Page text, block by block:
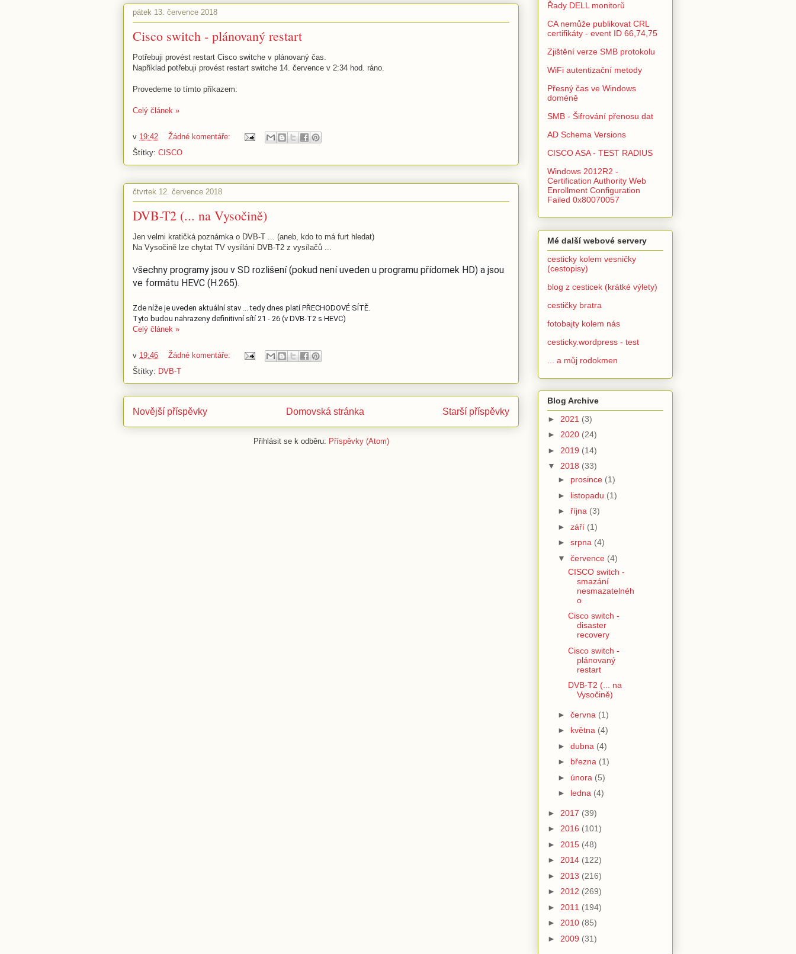
pátek 13. července 2018
Cisco switch - plánovaný restart
Potřebuji provést restart Cisco switche v plánovaný čas.
Například potřebuji provést restart switche 14. července v 2:34 hod. ráno.
Provedeme to tímto příkazem:
Celý článek »
v 19:42
Žádné komentáře:
Štítky: CISCO
čtvrtek 12. července 2018
DVB-T2 (... na Vysočině)
Jen velmi kratičká poznámka o DVB-T ... (aneb, kdo to má furt hledat)
Na Vysočině lze chytat TV vysílání DVB-T2 z vysílačů ...
Všechny programy jsou v SD rozlišení (pokud není uveden u programu přídomek HD) a jsou
ve formátu HEVC (H.265).
Zde níže je uveden aktuální stav ... tedy dnes platí PŘECHODOVÉ SÍTĚ.
Tyto budou nahrazeny definitivní sítí 21 - 26 (v DVB-T2 s HEVC)
Celý článek »
v 19:46
Žádné komentáře:
Štítky: DVB-T
Novější příspěvky Starší příspěvky
Domovská stránka
Přihlásit se k odběru: Příspěvky (Atom)
Řady DELL monitorů
CA nemůže publikovat CRL
certifikáty - event ID 66,74,75
Zjištění verze SMB protokolu
WiFi autentizační metody
Přesný čas ve Windows
doméně
SMB - Šifrování přenosu dat
AD Schema Versions
CISCO ASA - TEST RADIUS
Windows 2012R2 -
Certification Authority Web
Enrollment Configuration
Failed 0x80070057
Mé další webové servery
cesticky kolem vesničky
(cestopisy)
blog z cesticek (krátké výlety)
cestičky bratra
fotobajty kolem nás
cesticky.wordpress - test
... a můj rodokmen
Blog Archive
► 2021 (3)
► 2020 (24)
► 2019 (14)
▼ 2018 (33)
► prosince (1)
► listopadu (1)
► října (3)
► září (1)
► srpna (4)
▼ července (4)
CISCO switch -
smazání
nesmazatelnéh
o
Cisco switch -
disaster
recovery
Cisco switch -
plánovaný
restart
DVB-T2 (... na
Vysočině)
► června (1)
► května (4)
► dubna (4)
► března (1)
► února (5)
► ledna (4)
► 2017 (39)
► 2016 (101)
► 2015 (48)
► 2014 (122)
► 2013 (216)
► 2012 (269)
► 2011 (194)
► 2010 (85)
► 2009 (31)